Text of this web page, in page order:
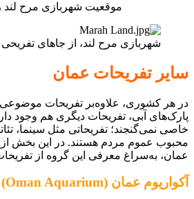
موقعیت شهربازی مرح
شهربازی مرح لند، از جاهای
سایر تفریحات عمان
در هر کشوری، علاوه‌بر تفریحات
پارک‌های آبی، تفریحات دیگری هم وجود
خاصی نمی‌گنجند؛ تفریحاتی مثل سینما،
محبوب عموم مردم هستند. در این بخش
عمان، به‌سراغ معرفی این گروه از
آکواریوم عمان (Oman Aquarium)